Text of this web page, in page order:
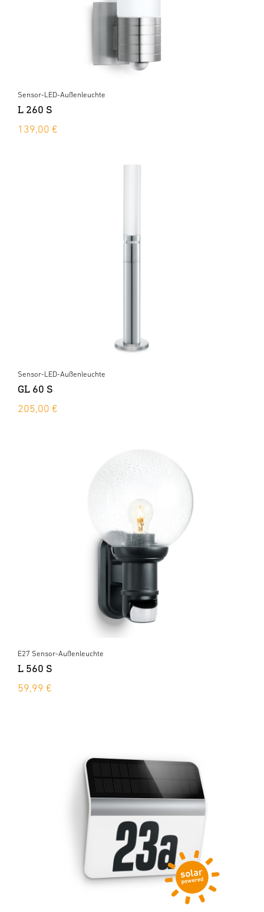
Sensor-LED-Außenleuchte
L 260 S
139,00 €
Sensor-LED-Außenleuchte
GL 60 S
205,00 €
E27 Sensor-Außenleuchte
L 560 S
59,99 €